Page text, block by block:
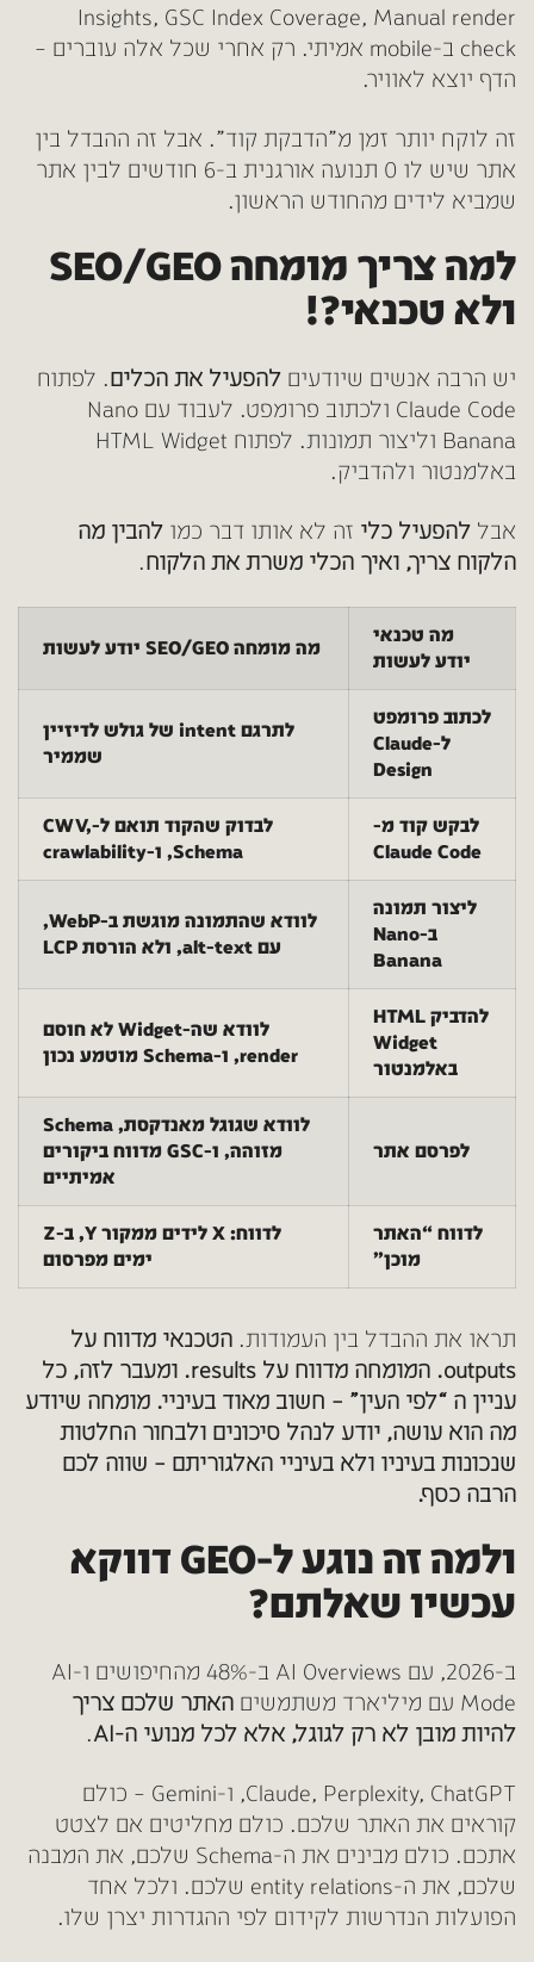
Insights, GSC Index Coverage, Manual render
check ב-mobile אמיתי. רק אחרי שכל אלה עוברים –
הדף יוצא לאוויר.
זה לוקח יותר זמן מ”הדבקת קוד”. אבל זה ההבדל בין
אתר שיש לו 0 תנועה אורגנית ב-6 חודשים לבין אתר
שמביא לידים מהחודש הראשון.
למה צריך מומחה SEO/GEO
ולא טכנאי?!
יש הרבה אנשים שיודעים להפעיל את הכלים. לפתוח
Claude Code ולכתוב פרומפט. לעבוד עם Nano
Banana וליצור תמונות. לפתוח HTML Widget
באלמנטור ולהדביק.
אבל להפעיל כלי זה לא אותו דבר כמו להבין מה
הלקוח צריך, ואיך הכלי משרת את הלקוח.
מה טכנאי
יודע לעשות
מה מומחה SEO/GEO יודע לעשות
לכתוב פרומפט
ל-Claude
Design
לתרגם intent של גולש לדיזיין
שממיר
לבקש קוד מ-
Claude Code
לבדוק שהקוד תואם ל-CWV,
Schema, ו-crawlability
ליצור תמונה
ב-Nano
Banana
לוודא שהתמונה מוגשת ב-WebP,
עם alt-text, ולא הורסת LCP
להדביק HTML
Widget
באלמנטור
לוודא שה-Widget לא חוסם
render, ו-Schema מוטמע נכון
לפרסם אתר
לוודא שגוגל מאנדקסת, Schema
מזוהה, ו-GSC מדווח ביקורים
אמיתיים
לדווח “האתר
מוכן”
לדווח: X לידים ממקור Y, ב-Z
ימים מפרסום
תראו את ההבדל בין העמודות. הטכנאי מדווח על
outputs. המומחה מדווח על results.
ומעבר לזה, כל
עניין ה “לפי העין” – חשוב מאוד בעיניי. מומחה שיודע
מה הוא עושה, יודע לנהל סיכונים ולבחור החלטות
שנכונות בעיניו ולא בעיניי האלגוריתם – שווה לכם
הרבה כסף.
ולמה זה נוגע ל-GEO דווקא
עכשיו שאלתם?
ב-2026, עם AI Overviews ב-48% מהחיפושים ו-AI
Mode עם מיליארד משתמשים
האתר שלכם צריך
להיות מובן לא רק לגוגל, אלא לכל מנועי ה-AI
.
Claude, Perplexity, ChatGPT, ו-Gemini – כולם
קוראים את האתר שלכם. כולם מחליטים אם לצטט
אתכם. כולם מבינים את ה-Schema שלכם, את המבנה
שלכם, את ה-entity relations שלכם.
ולכל אחד
הפועלות הנדרשות לקידום לפי ההגדרות יצרן שלו.